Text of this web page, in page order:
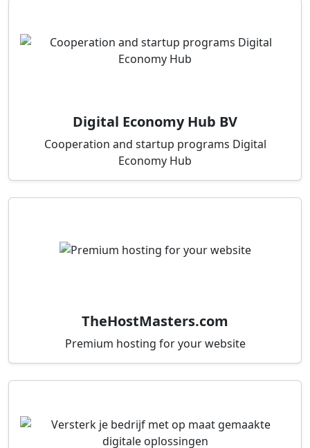
Digital Economy Hub BV
Cooperation and startup programs Digital
Economy Hub
TheHostMasters.com
Premium hosting for your website